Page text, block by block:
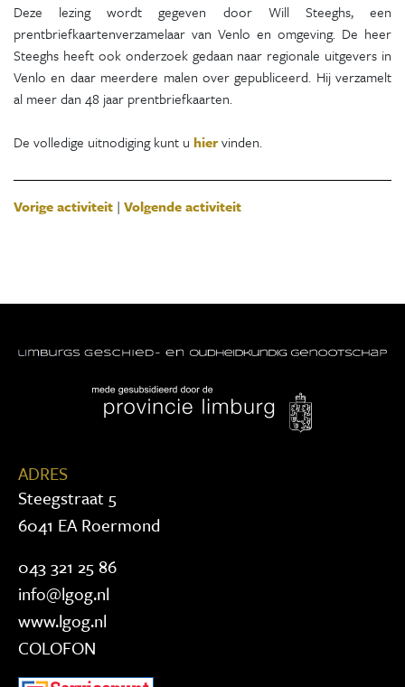
Deze lezing wordt gegeven door Will Steeghs, een
prentbriefkaartenverzamelaar van Venlo en omgeving. De heer
Steeghs heeft ook onderzoek gedaan naar regionale uitgevers in
Venlo en daar meerdere malen over gepubliceerd. Hij verzamelt
al meer dan 48 jaar prentbriefkaarten.
De volledige uitnodiging kunt u hiervinden.
Vorige activiteit | Volgende activiteit
ADRES
Steegstraat 5
6041 EA Roermond
043 321 25 86
info@lgog.nl
www.lgog.nl
COLOFON